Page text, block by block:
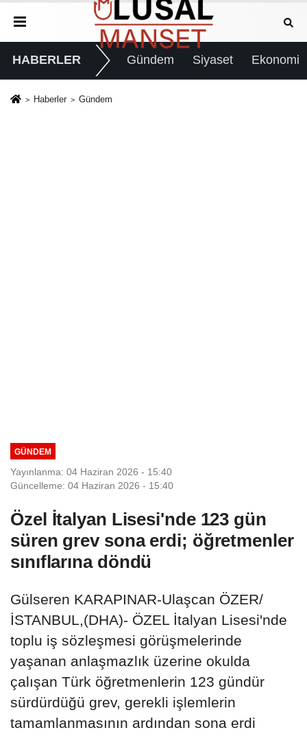
HABERLER Gündem Siyaset Ekonomi
Haberler Gündem
GÜNDEM
Yayınlanma: 04 Haziran 2026 - 15:40
Güncelleme: 04 Haziran 2026 - 15:40
Özel İtalyan Lisesi'nde 123 gün
süren grev sona erdi; öğretmenler
sınıflarına döndü
Gülseren KARAPINAR-Ulaşcan ÖZER/
İSTANBUL,(DHA)- ÖZEL İtalyan Lisesi'nde
toplu iş sözleşmesi görüşmelerinde
yaşanan anlaşmazlık üzerine okulda
çalışan Türk öğretmenlerin 123 gündür
sürdürdüğü grev, gerekli işlemlerin
tamamlanmasının ardından sona erdi